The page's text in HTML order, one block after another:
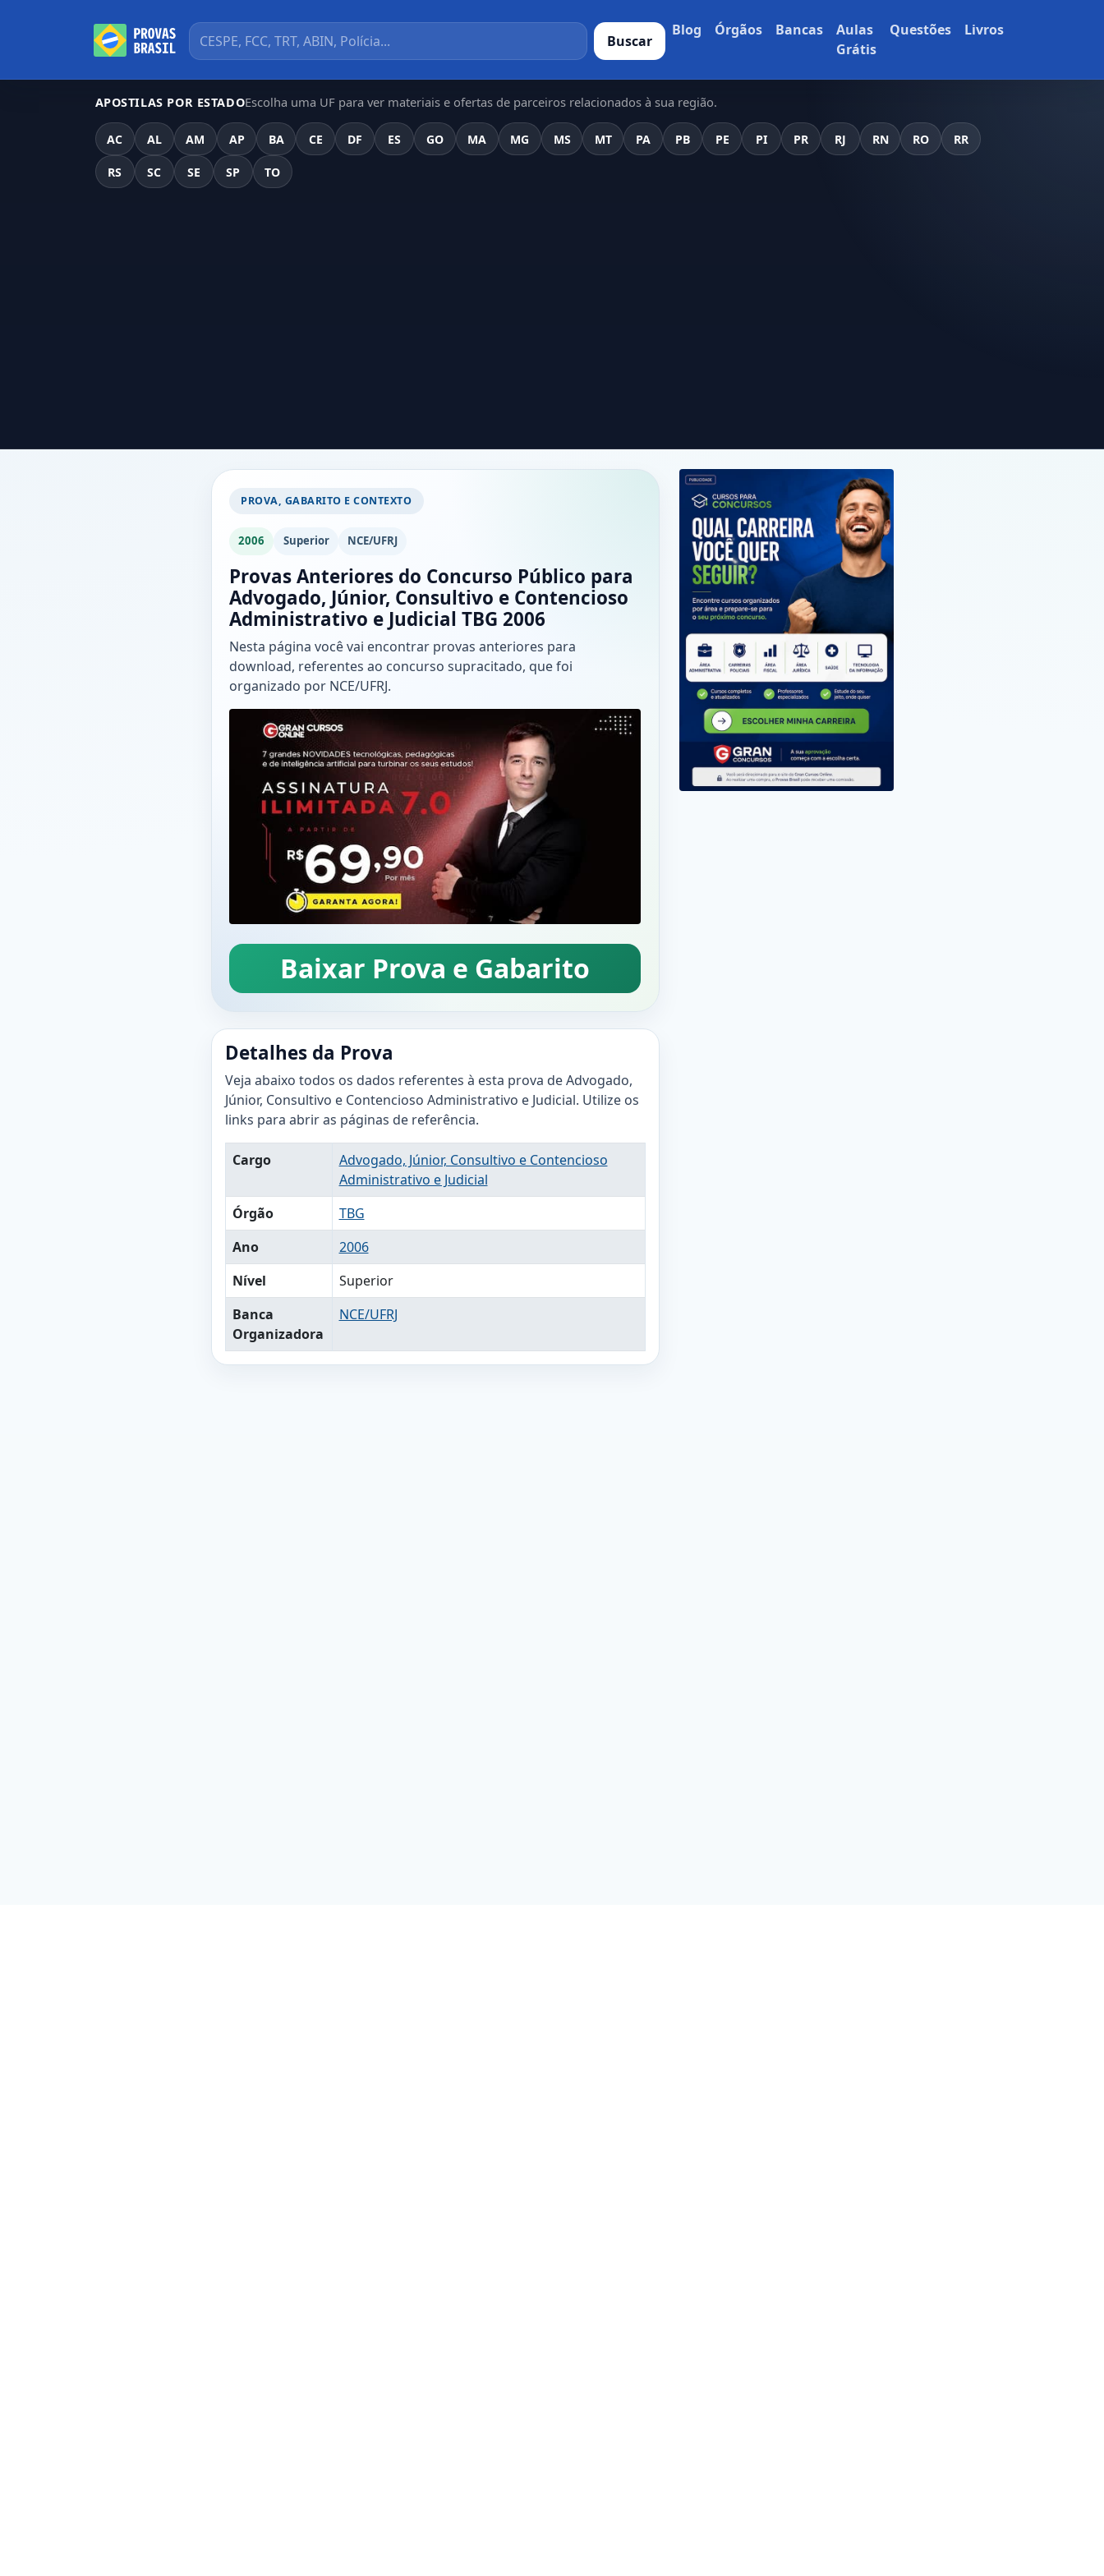
Buscar
Blog Órgãos Bancas
Aulas
Grátis
Questões Livros
APOSTILAS POR ESTADOEscolha uma UF para ver materiais e ofertas de parceiros relacionados à sua região.
AC AL AM AP BA CE DF ES GO MA MG MS MT PA PB PE PI PR RJ RN RO RR
RS SC SE SP TO
PROVA, GABARITO E CONTEXTO
2006 Superior NCE/UFRJ
Provas Anteriores do Concurso Público para
Advogado, Júnior, Consultivo e Contencioso
Administrativo e Judicial TBG 2006
Nesta página você vai encontrar provas anteriores para
download, referentes ao concurso supracitado, que foi
organizado por NCE/UFRJ.
Baixar Prova e Gabarito
Detalhes da Prova
Veja abaixo todos os dados referentes à esta prova de Advogado,
Júnior, Consultivo e Contencioso Administrativo e Judicial. Utilize os
links para abrir as páginas de referência.
Cargo
Advogado, Júnior, Consultivo e Contencioso
Administrativo e Judicial
Órgão
TBG
Ano
2006
Nível
Superior
Banca
Organizadora
NCE/UFRJ